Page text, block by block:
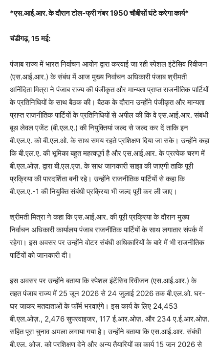
*एस.आई.आर. के दौरान टोल-फ्री नंबर 1950 चौबीसों घंटे करेगा कार्य*
चंडीगढ़, 15 मई:
पंजाब राज्य में भारत निर्वाचन आयोग द्वारा करवाई जा रही स्पेशल इंटेंसिव रिवीजन
(एस.आई.आर.) के संबंध में आज मुख्य निर्वाचन अधिकारी पंजाब श्रीमती
अनिंदिता मित्रा ने पंजाब राज्य की पंजीकृत और मान्यता प्राप्त राजनीतिक पार्टियों
के प्रतिनिधियों के साथ बैठक की। बैठक के दौरान उन्होंने पंजीकृत और मान्यता
प्राप्त राजनीतिक पार्टियों के प्रतिनिधियों से अपील की कि वे एस.आई.आर. संबंधी
बूथ लेवल एजेंट (बी.एल.ए.) की नियुक्तियां जल्द से जल्द कर दें ताकि इन
बी.एल.ए. को बी.एल.ओ. के साथ समय रहते प्रशिक्षण दिया जा सके। उन्होंने कहा
कि बी.एल.ए. की भूमिका बहुत महत्वपूर्ण है और एस.आई.आर. के प्रत्येक चरण में
बी.एल.ओज़. द्वारा बी.एल.एज़. के साथ जानकारी साझा की जाएगी ताकि पूरी
प्रक्रिया की पारदर्शिता बनी रहे। उन्होंने राजनीतिक पार्टियों से कहा कि
बी.एल.ए.-1 की नियुक्ति संबंधी प्रक्रिया भी जल्द पूरी कर ली जाए।
श्रीमती मित्रा ने कहा कि एस.आई.आर. की पूरी प्रक्रिया के दौरान मुख्य
निर्वाचन अधिकारी कार्यालय पंजाब राजनीतिक पार्टियों के साथ लगातार संपर्क में
रहेगा। इस अवसर पर उन्होंने वोटर संबंधी अधिकारियों के बारे में भी राजनीतिक
पार्टियों को जानकारी दी।
इस अवसर पर उन्होंने बताया कि स्पेशल इंटेंसिव रिवीजन (एस.आई.आर.) के
तहत पंजाब राज्य में 25 जून 2026 से 24 जुलाई 2026 तक बी.एल.ओ. घर-
घर जाकर मतदाताओं के फॉर्म भरवाएंगे। इस कार्य के लिए 24,453
बी.एल.ओज़., 2,476 सुपरवाइजर, 117 ई.आर.ओज़. और 234 ए.ई.आर.ओज़.
सहित पूरा चुनाव अमला लगाया गया है। उन्होंने बताया कि एस.आई.आर. संबंधी
बी.एल. ओज़. को प्रशिक्षण देने और अन्य तैयारियों का कार्य 15 जून 2026 से